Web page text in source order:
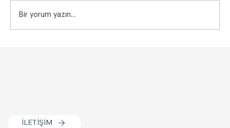
Bir yorum yazın...
İLETİŞİM